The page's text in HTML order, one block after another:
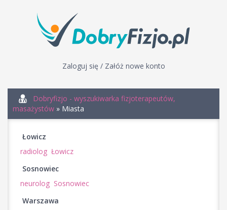
Zaloguj się / Załóż nowe konto
Dobryfizjo - wyszukiwarka fizjoterapeutów,
masażystów » Miasta
Łowicz
radiolog Łowicz
Sosnowiec
neurolog Sosnowiec
Warszawa